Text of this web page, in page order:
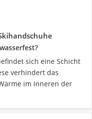
sich eine Schicht
verhindert das
im Inneren der